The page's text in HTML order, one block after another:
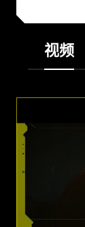
视频